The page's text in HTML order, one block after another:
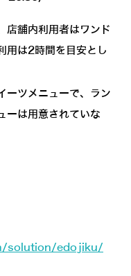
店舗内利用者はワンド
用は2時間を目安とし
ーツメニューで、ラン
ーは用意されていな
solution/edojiku/